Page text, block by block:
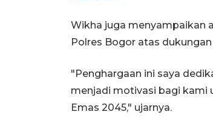
Wikha juga menyampaikan
Polres Bogor atas
"Penghargaan ini saya
menjadi motivasi bagi kami
Emas 2045," ujarnya.